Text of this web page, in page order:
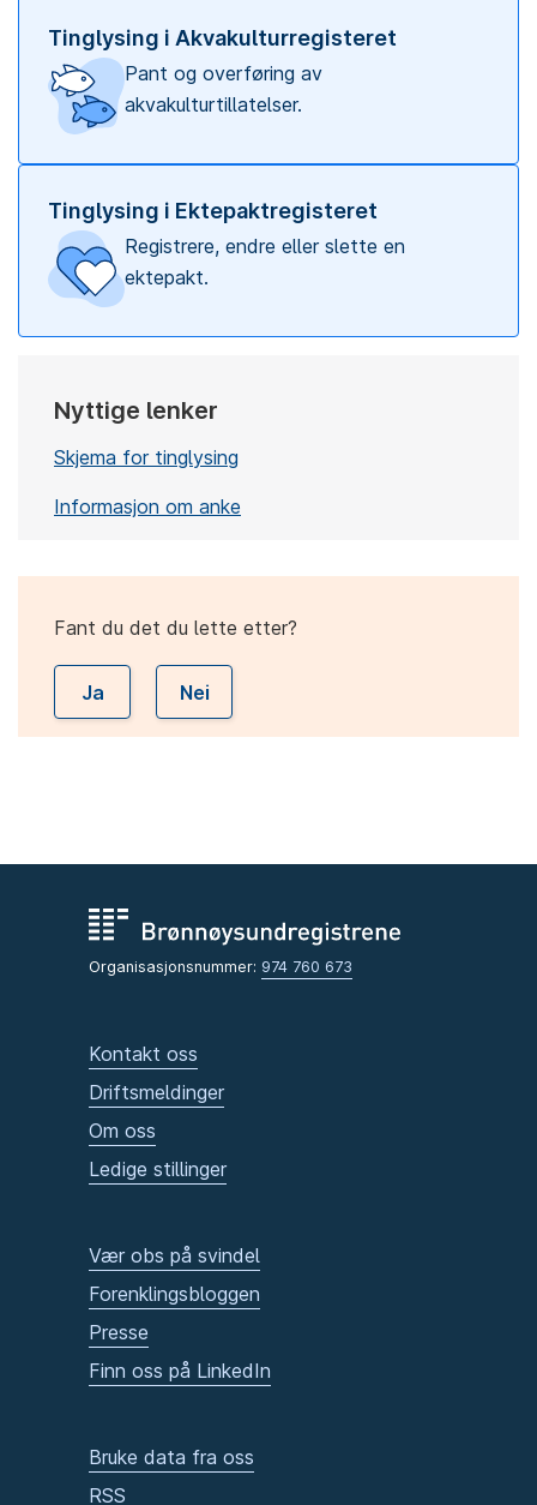
Tinglysing i Akvakulturregisteret
Pant og overføring av
akvakulturtillatelser.
Tinglysing i Ektepaktregisteret
Registrere, endre eller slette en
ektepakt.
Nyttige lenker
Skjema for tinglysing
Informasjon om anke
Fant du det du lette etter?
Ja Nei
Organisasjonsnummer: 974 760 673
Kontakt oss
Driftsmeldinger
Om oss
Ledige stillinger
Vær obs på svindel
Forenklingsbloggen
Presse
Finn oss på LinkedIn
Bruke data fra oss
RSS